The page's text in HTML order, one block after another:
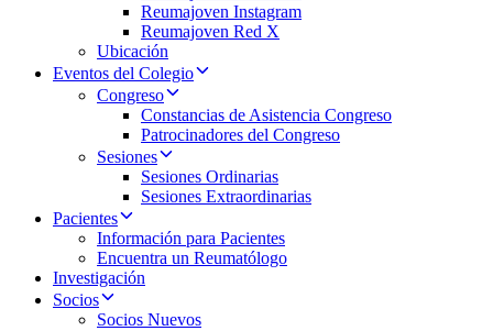
Reumajoven Instagram
Reumajoven Red X
Ubicación
Eventos del Colegio
Congreso
Constancias de Asistencia Congreso
Patrocinadores del Congreso
Sesiones
Sesiones Ordinarias
Sesiones Extraordinarias
Pacientes
Información para Pacientes
Encuentra un Reumatólogo
Investigación
Socios
Socios Nuevos